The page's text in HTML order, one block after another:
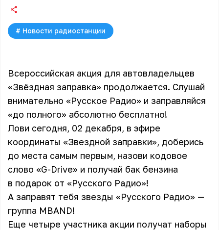
# Новости радиостанции
Всероссийская акция для автовладельцев
«Звёздная заправка» продолжается. Слушай
внимательно «Русское Радио» и заправляйся
«до полного» абсолютно бесплатно!
Лови сегодня, 02 декабря, в эфире
координаты «Звездной заправки», доберись
до места самым первым, назови кодовое
слово «G-Drive» и получай бак бензина
в подарок от «Русского Радио»!
А заправят тебя звезды «Русского Радио» —
группа MBAND!
Еще четыре участника акции получат наборы